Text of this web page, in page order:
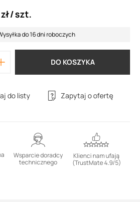
zł szt.
do 16 dni roboczych
DO KOSZYKA
do listy Zapytaj o ofertę
Wsparcie doradcy
technicznego
Klienci nam ufają
(TrustMate 4.9/5)